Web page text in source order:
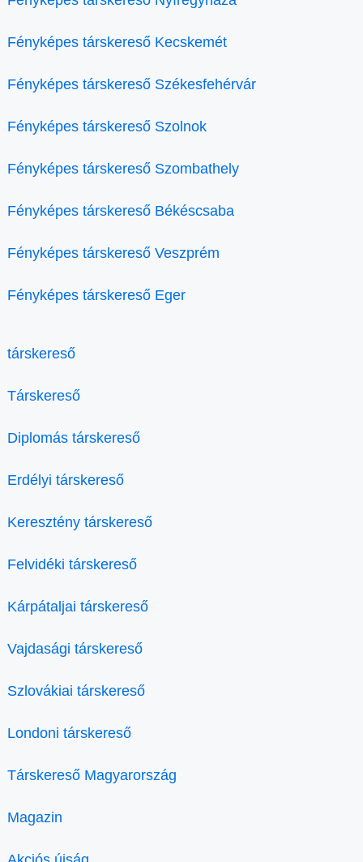
Fényképes társkereső Kecskemét
Fényképes társkereső Székesfehérvár
Fényképes társkereső Szolnok
Fényképes társkereső Szombathely
Fényképes társkereső Békéscsaba
Fényképes társkereső Veszprém
Fényképes társkereső Eger
társkereső
Társkereső
Diplomás társkereső
Erdélyi társkereső
Keresztény társkereső
Felvidéki társkereső
Kárpátaljai társkereső
Vajdasági társkereső
Szlovákiai társkereső
Londoni társkereső
Társkereső Magyarország
Magazin